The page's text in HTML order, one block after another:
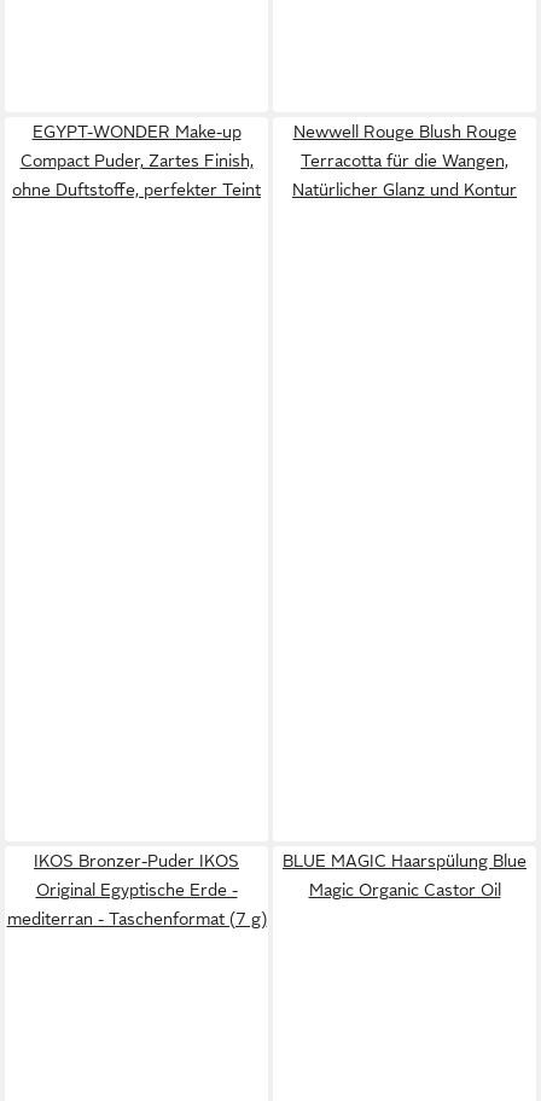
EGYPT-WONDER Make-up
Compact Puder, Zartes Finish,
ohne Duftstoffe, perfekter Teint
Newwell Rouge Blush Rouge
Terracotta für die Wangen,
Natürlicher Glanz und Kontur
IKOS Bronzer-Puder IKOS
Original Egyptische Erde -
mediterran - Taschenformat (7 g)
BLUE MAGIC Haarspülung Blue
Magic Organic Castor Oil